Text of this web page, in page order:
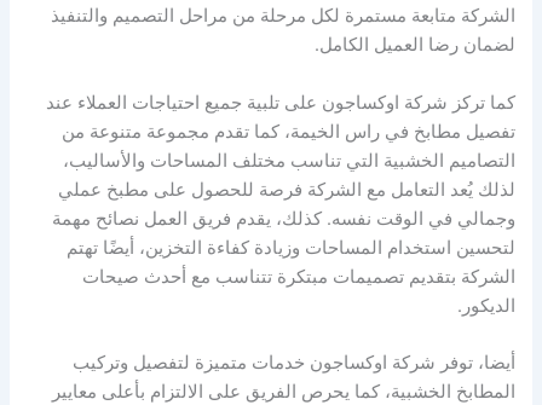
الشركة متابعة مستمرة لكل مرحلة من مراحل التصميم والتنفيذ
لضمان رضا العميل الكامل.
كما تركز شركة اوكساجون على تلبية جميع احتياجات العملاء عند
تفصيل مطابخ في راس الخيمة، كما تقدم مجموعة متنوعة من
التصاميم الخشبية التي تناسب مختلف المساحات والأساليب،
لذلك يُعد التعامل مع الشركة فرصة للحصول على مطبخ عملي
وجمالي في الوقت نفسه. كذلك، يقدم فريق العمل نصائح مهمة
لتحسين استخدام المساحات وزيادة كفاءة التخزين، أيضًا تهتم
الشركة بتقديم تصميمات مبتكرة تتناسب مع أحدث صيحات
الديكور.
أيضا، توفر شركة اوكساجون خدمات متميزة لتفصيل وتركيب
المطابخ الخشبية، كما يحرص الفريق على الالتزام بأعلى معايير